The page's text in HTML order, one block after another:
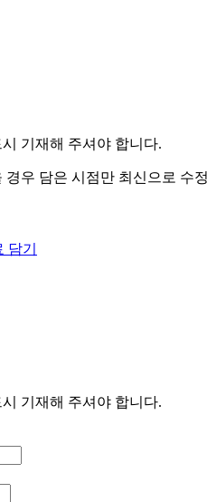
기재해 주셔야 합니다.
우 담은 시점만 최신으로 수정
담기
기재해 주셔야 합니다.